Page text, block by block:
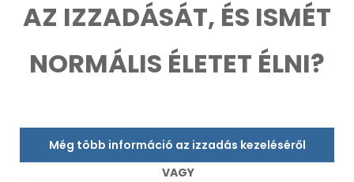
AZ IZZADÁSÁT, ÉS ISMÉT
NORMÁLIS ÉLETET ÉLNI?
Még több információ az izzadás kezeléséről
VAGY